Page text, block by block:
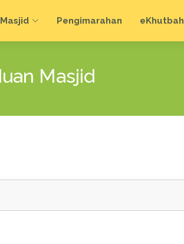
Pengimarahan eKhutbah
Masjid